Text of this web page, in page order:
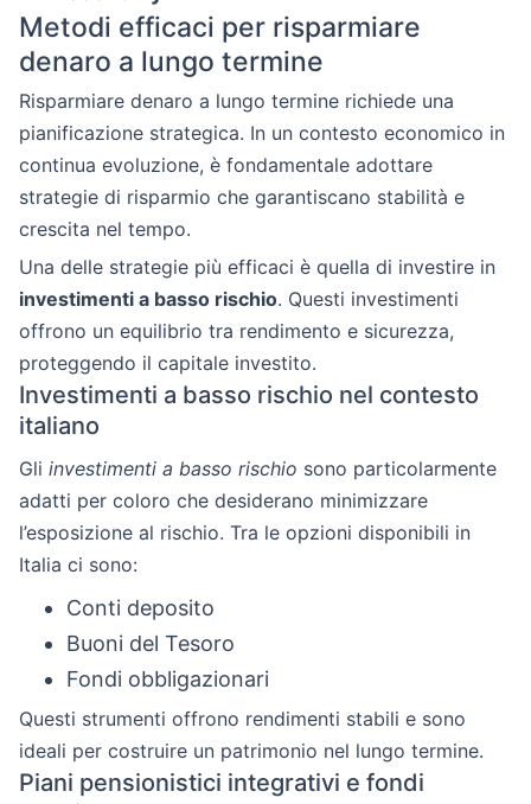
Metodi efficaci per risparmiare
denaro a lungo termine
Risparmiare denaro a lungo termine richiede una
pianificazione strategica. In un contesto economico in
continua evoluzione, è fondamentale adottare
strategie di risparmio che garantiscano stabilità e
crescita nel tempo.
Una delle strategie più efficaci è quella di investire in
investimenti a basso rischio. Questi investimenti
offrono un equilibrio tra rendimento e sicurezza,
proteggendo il capitale investito.
Investimenti a basso rischio nel contesto
italiano
Gli investimenti a basso rischio sono particolarmente
adatti per coloro che desiderano minimizzare
l’esposizione al rischio. Tra le opzioni disponibili in
Italia ci sono:
Conti deposito
Buoni del Tesoro
Fondi obbligazionari
Questi strumenti offrono rendimenti stabili e sono
ideali per costruire un patrimonio nel lungo termine.
Piani pensionistici integrativi e fondi